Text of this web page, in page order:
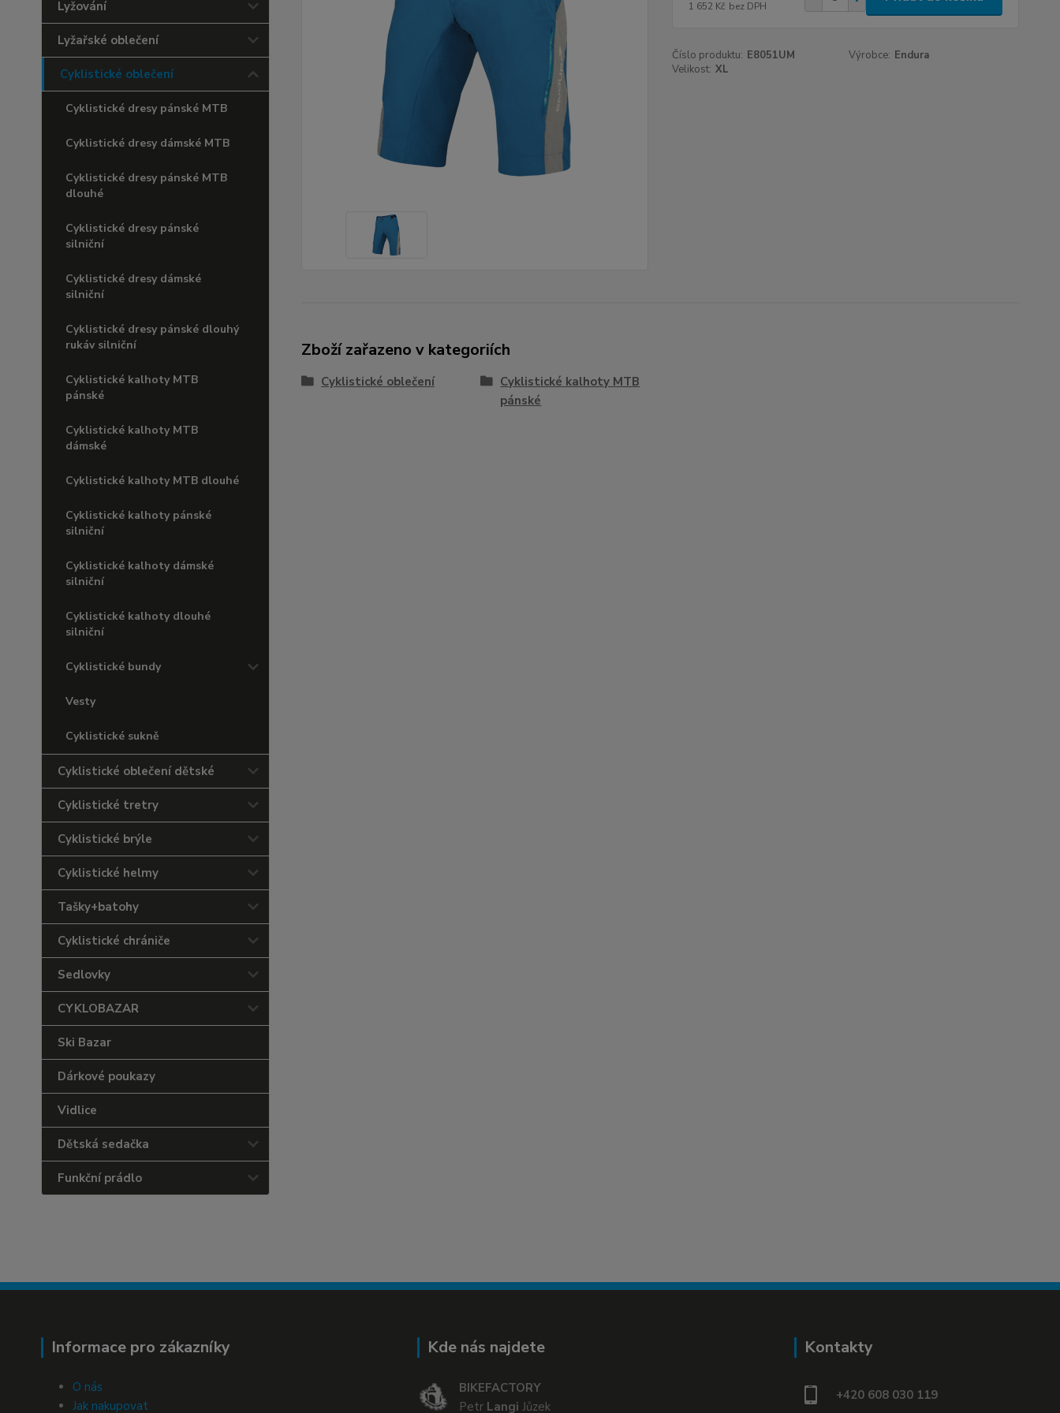
Lyžování
Lyžařské oblečení
Cyklistické oblečení
Cyklistické dresy pánské MTB
Cyklistické dresy dámské MTB
Cyklistické dresy pánské MTB
dlouhé
Cyklistické dresy pánské
silniční
Cyklistické dresy dámské
silniční
Cyklistické dresy pánské dlouhý
rukáv silniční
Cyklistické kalhoty MTB
pánské
Cyklistické kalhoty MTB
dámské
Cyklistické kalhoty MTB dlouhé
Cyklistické kalhoty pánské
silniční
Cyklistické kalhoty dámské
silniční
Cyklistické kalhoty dlouhé
silniční
Cyklistické bundy
Vesty
Cyklistické sukně
Cyklistické oblečení dětské
Cyklistické tretry
Cyklistické brýle
Cyklistické helmy
Tašky+batohy
Cyklistické chrániče
Sedlovky
CYKLOBAZAR
Ski Bazar
Dárkové poukazy
Vidlice
Dětská sedačka
Funkční prádlo
1 652 Kč bez DPH
Číslo produktu: E8051UM Výrobce: Endura
Velikost: XL
Zboží zařazeno v kategoriích
Cyklistické oblečení
Cyklistické kalhoty MTB
pánské
Informace pro zákazníky
O nás
Jak nakupovat
Kde nás najdete
BIKEFACTORY
Petr Langi Jůzek
Kontakty
+420 608 030 119